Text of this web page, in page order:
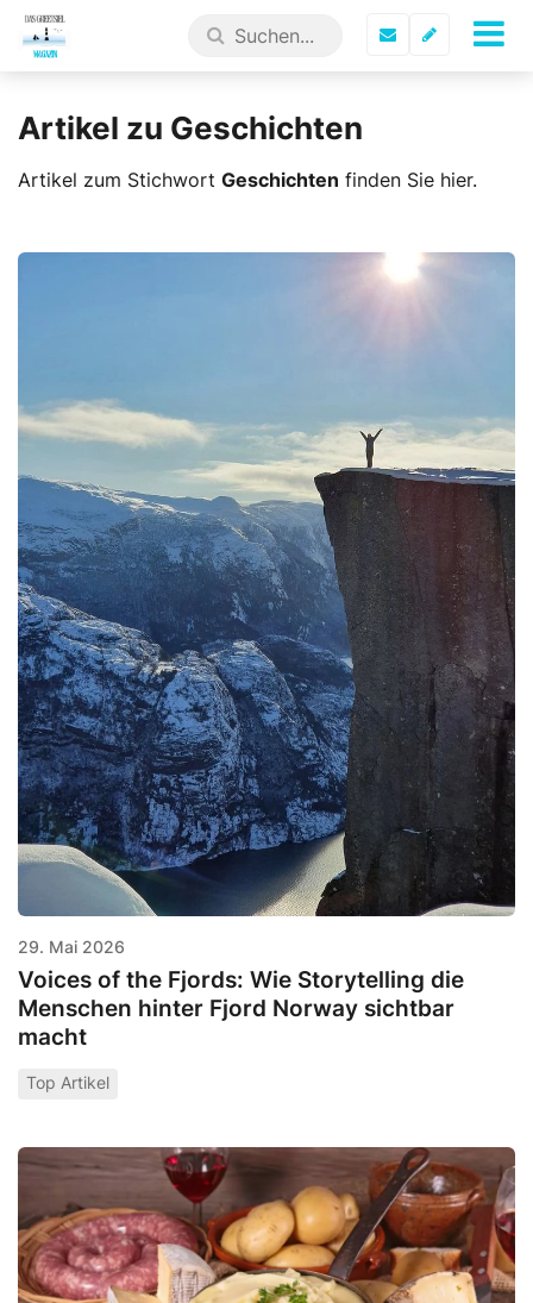
Artikel zu Geschichten
Artikel zum Stichwort Geschichten finden Sie hier.
29. Mai 2026
Voices of the Fjords: Wie Storytelling die
Menschen hinter Fjord Norway sichtbar
macht
Top Artikel